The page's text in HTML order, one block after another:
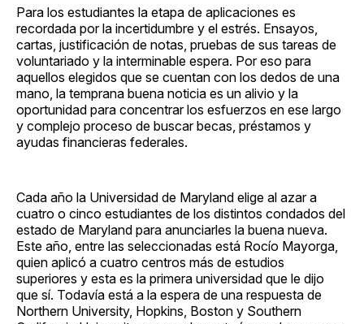
Para los estudiantes la etapa de aplicaciones es
recordada por la incertidumbre y el estrés. Ensayos,
cartas, justificación de notas, pruebas de sus tareas de
voluntariado y la interminable espera. Por eso para
aquellos elegidos que se cuentan con los dedos de una
mano, la temprana buena noticia es un alivio y la
oportunidad para concentrar los esfuerzos en ese largo
y complejo proceso de buscar becas, préstamos y
ayudas financieras federales.
Cada año la Universidad de Maryland elige al azar a
cuatro o cinco estudiantes de los distintos condados del
estado de Maryland para anunciarles la buena nueva.
Este año, entre las seleccionadas está Rocío Mayorga,
quien aplicó a cuatro centros más de estudios
superiores y esta es la primera universidad que le dijo
que sí. Todavía está a la espera de una respuesta de
Northern University, Hopkins, Boston y Southern